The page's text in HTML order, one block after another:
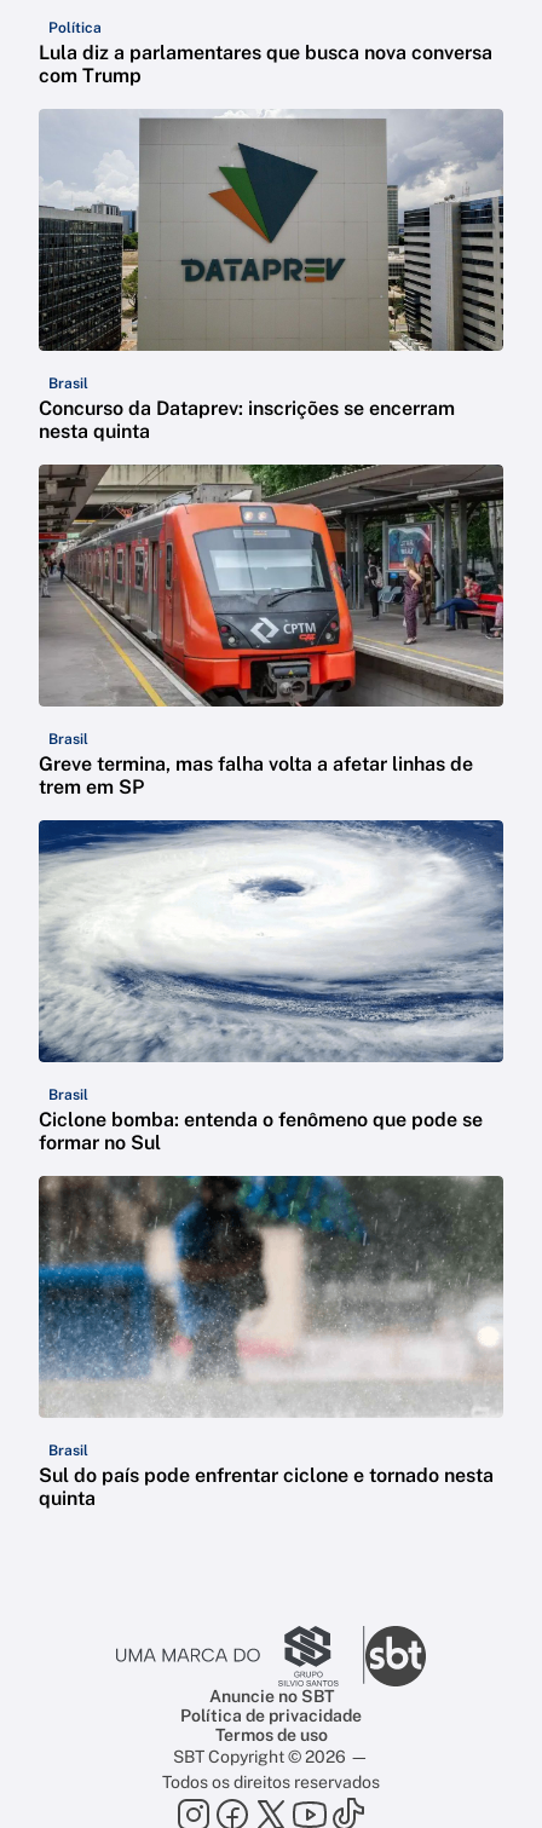
Política
Lula diz a parlamentares que busca nova conversa
com Trump
Brasil
Concurso da Dataprev: inscrições se encerram
nesta quinta
Brasil
Greve termina, mas falha volta a afetar linhas de
trem em SP
Brasil
Ciclone bomba: entenda o fenômeno que pode se
formar no Sul
Brasil
Sul do país pode enfrentar ciclone e tornado nesta
quinta
Anuncie no SBT
Política de privacidade
Termos de uso
SBT Copyright © 2026 —
Todos os direitos reservados